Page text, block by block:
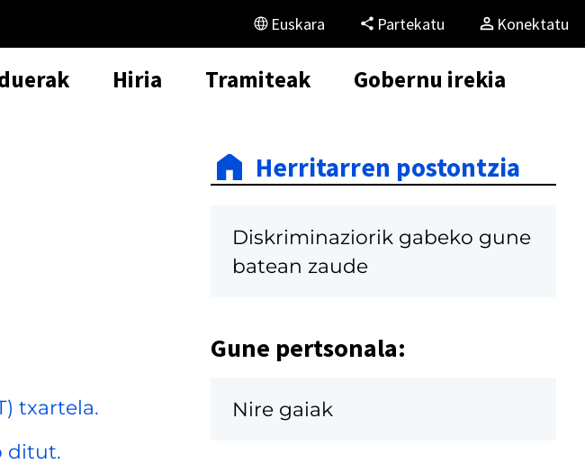
Euskara Partekatu Konektatu
Hiria Tramiteak Gobernu irekia
txartela.
ditut.
Herritarren postontzia
Diskriminaziorik gabeko gune
batean zaude
Gune pertsonala:
Nire gaiak